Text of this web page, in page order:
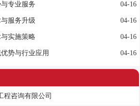
04-16
专业服务
04-16
服务升级
04-16
实施策略
04-16
势与行业应用
程咨询有限公司